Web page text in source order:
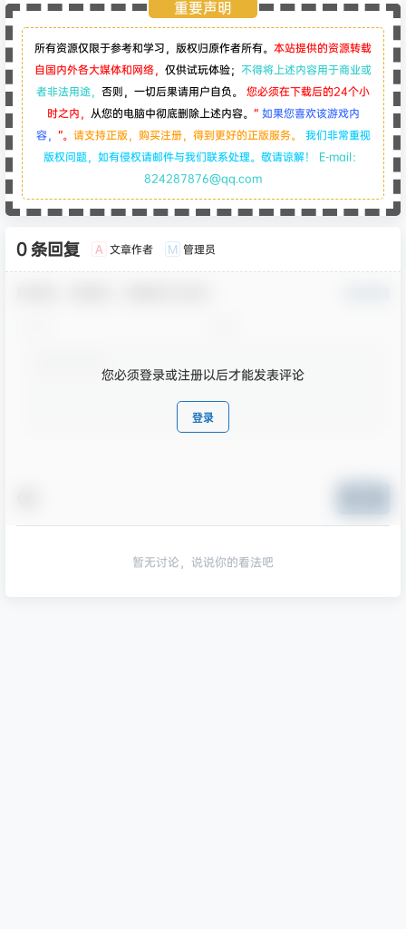
重要声明
所有资源仅限于参考和学习，版权归原作者所有。 本站提供的资源转载
自国内外各大媒体和网络， 仅供试玩体验； 不得将上述内容用于商业或
者非法用途， 否则，一切后果请用户自负。
您必须在下载后的24个小
时之内， 从您的电脑中彻底删除上述内容。 “如果您喜欢该游戏内
容， ”。 请支持正版，购买注册，得到更好的正版服务。 我们非常重视
版权问题，如有侵权请邮件与我们联系处理。敬请谅解！ E-mail：
824287876@qq.com
0 条回复 A 文章作者 M 管理员
您必须登录或注册以后才能发表评论
登录
暂无讨论，说说你的看法吧